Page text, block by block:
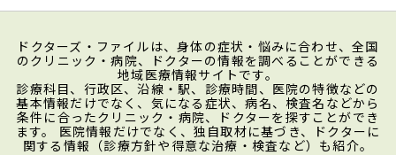
ドクターズ・ファイルは、身体の症状・悩みに合わせ、全国
のクリニック・病院、ドクターの情報を調べることができる
地域医療情報サイトです。
診療科目、行政区、沿線・駅、診療時間、医院の特徴などの
基本情報だけでなく、気になる症状、病名、検査名などから
条件に合ったクリニック・病院、ドクターを探すことができ
ます。 医院情報だけでなく、独自取材に基づき、ドクターに
関する情報（診療方針や得意な治療・検査など）も紹介。